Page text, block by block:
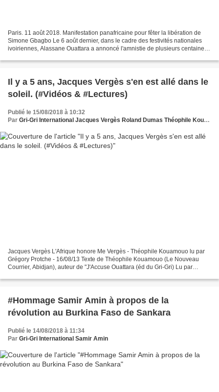
Paris. 11 août 2018. Manifestation panafricaine pour fêter la libération de
Simone Gbagbo Le 6 août dernier, dans le cadre des festivités nationales
ivoiriennes, Alassane Ouattara a annoncé l'amnistie de plusieurs centaines
Il y a 5 ans, Jacques Vergès s'en est allé dans le
soleil. (#Vidéos & #Lectures)
Publié le 15/08/2018 à 10:32
Par Gri-Gri International Jacques Vergès Roland Dumas Théophile Kouamouo Grégory Protche
Jacques Vergès L'Afrique honore Me Vergès - Théophile Kouamouo lu par
Grégory Protche - 16/08/13 Texte de Théophile Kouamouo (Le Nouveau
Courrier, Abidjan), auteur de "J'Accuse Ouattara (éd du Gri-Gri) Lu par
#Hommage Samir Amin à propos de la
révolution au Burkina Faso de Sankara
Publié le 14/08/2018 à 11:34
Par Gri-Gri International Samir Amin